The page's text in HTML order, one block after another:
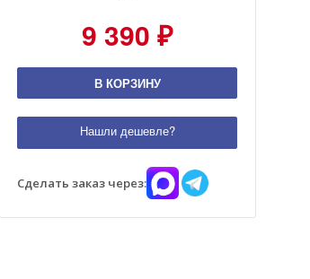
9 390 ₽
В КОРЗИНУ
Нашли дешевле?
Сделать заказ через: